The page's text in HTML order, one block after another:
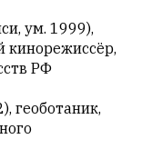
ум. 1999),
кинорежиссёр,
РФ
геоботаник,